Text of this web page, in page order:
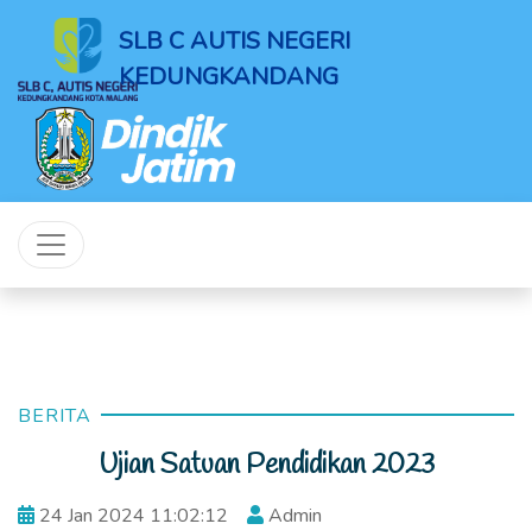
SLB C AUTIS NEGERI
KEDUNGKANDANG
BERITA
Ujian Satuan Pendidikan 2023
24 Jan 2024 11:02:12 Admin